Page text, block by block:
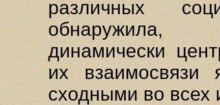
различных
динамически
их взаимосвязи
сходными во всех